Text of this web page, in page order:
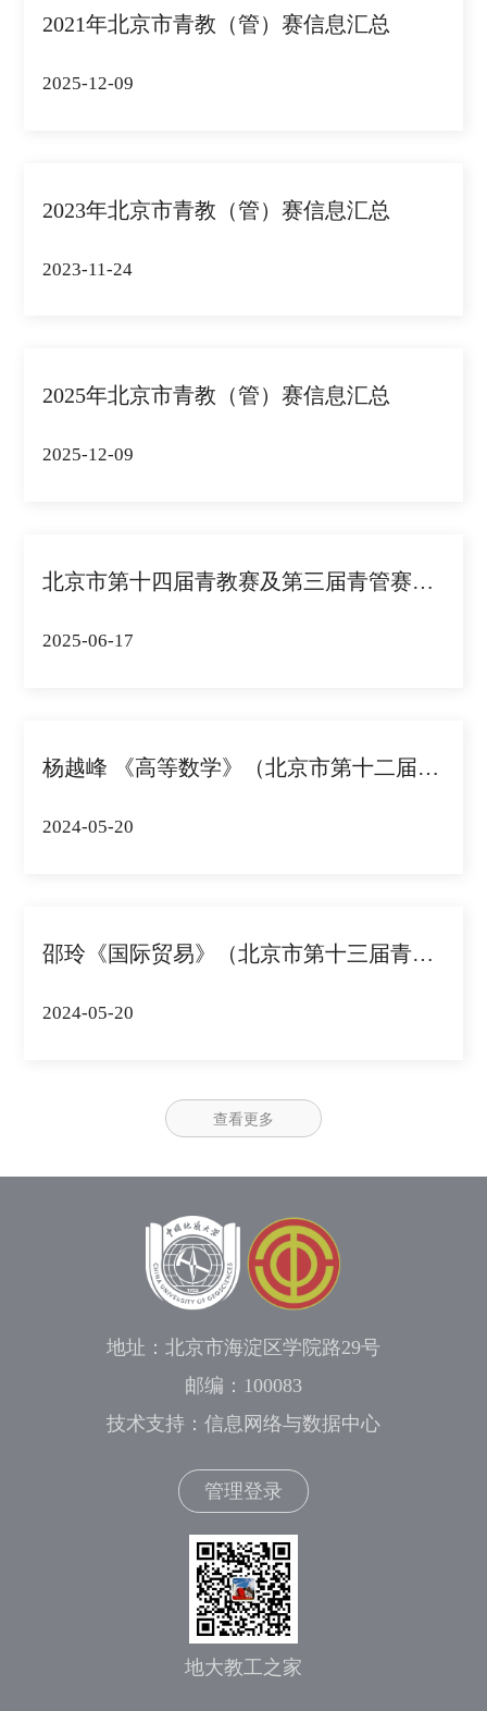
2021年北京市青教（管）赛信息汇总
2025-12-09
2023年北京市青教（管）赛信息汇总
2023-11-24
2025年北京市青教（管）赛信息汇总
2025-12-09
北京市第十四届青教赛及第三届青管赛活动通...
2025-06-17
杨越峰 《高等数学》（北京市第十二届青教...
2024-05-20
邵玲《国际贸易》（北京市第十三届青教赛文...
2024-05-20
查看更多
地址：北京市海淀区学院路29号
邮编：100083
技术支持：信息网络与数据中心
管理登录
地大教工之家